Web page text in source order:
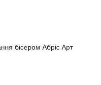
бісером Абріс Арт